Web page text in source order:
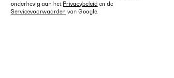
onderhevig aan het Privacybeleid en de
Servicevoorwaarden van Google.